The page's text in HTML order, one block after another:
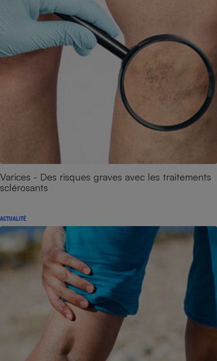
Varices - Des risques graves avec les traitements
sclérosants
ACTUALITÉ